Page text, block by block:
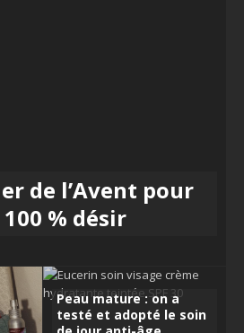
de l’Avent pour
% désir
Peau mature : on a
testé et adopté le soin